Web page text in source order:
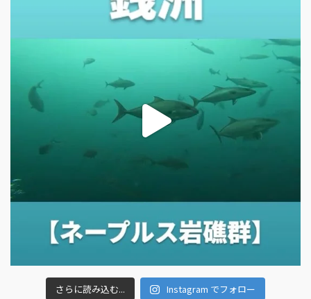
さらに読み込む... Instagram でフォロー